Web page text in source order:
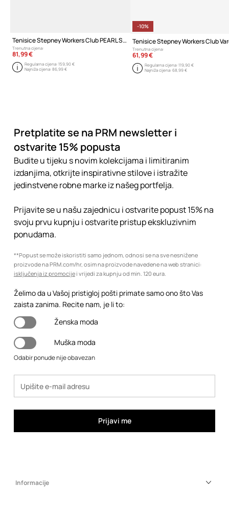
Tenisice Stepney Workers Club PEARL S-STRIKE GEO-MERGED
Trenutna cijena:
81,99 €
Regularna cijena:159,90 €
Najniža cijena:86,99 €
-10%
Trenutna cijena:
61,99 €
Regularna cijena: 119,90 €
Najniža cijena: 68,99 €
Pretplatite se na PRM newsletter i
ostvarite 15% popusta
Budite u tijeku s novim kolekcijama i limitiranim
izdanjima, otkrijte inspirativne stilove i istražite
jedinstvene robne marke iz našeg portfelja.
Prijavite se u našu zajednicu i ostvarite popust 15% na
svoju prvu kupnju i ostvarite pristup ekskluzivnim
ponudama.
**Popust se može iskoristiti samo jednom, odnosi se na sve nesnižene
proizvode na PRM.com/hr, osim na proizvode navedene na web stranici:
isključenja iz promocijei vrijedi za kupnju od min. 120 eura.
Želimo da u Vašoj pristigloj pošti primate samo ono što Vas
zaista zanima. Recite nam, je li to:
Ženska moda
Muška moda
Odabir ponude nije obavezan
Prijavi me
Informacije